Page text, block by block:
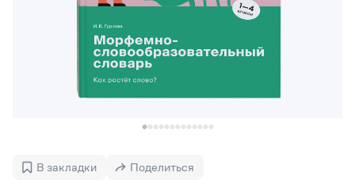
Словари русского языка как государственного
Справочники
Русский язык. Краткий теоретический курс
Справочник по пунктуации
Управление в русском языке
Словарь русских имён
Словарь методических терминов
Правила русской орфографии и пунктуации
В закладки
Поделиться